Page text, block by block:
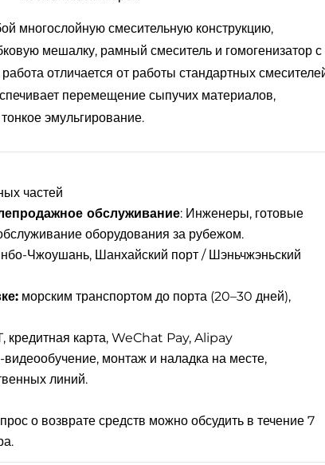
многослойную смесительную конструкцию,
мешалку, рамный смеситель и гомогенизатор с
отличается от работы стандартных
перемещение сыпучих материалов,
эмульгирование.
частей
обслуживание: Инженеры, готовые
оборудования за рубежом.
Чжоушань, Шанхайский порт / Шэньчжэньский
морским транспортом до порта (20–30 дней),
кредитная карта, WeChat Pay, Alipay
монтаж и наладка на месте,
линий.
о возврате средств можно обсудить в течение 7